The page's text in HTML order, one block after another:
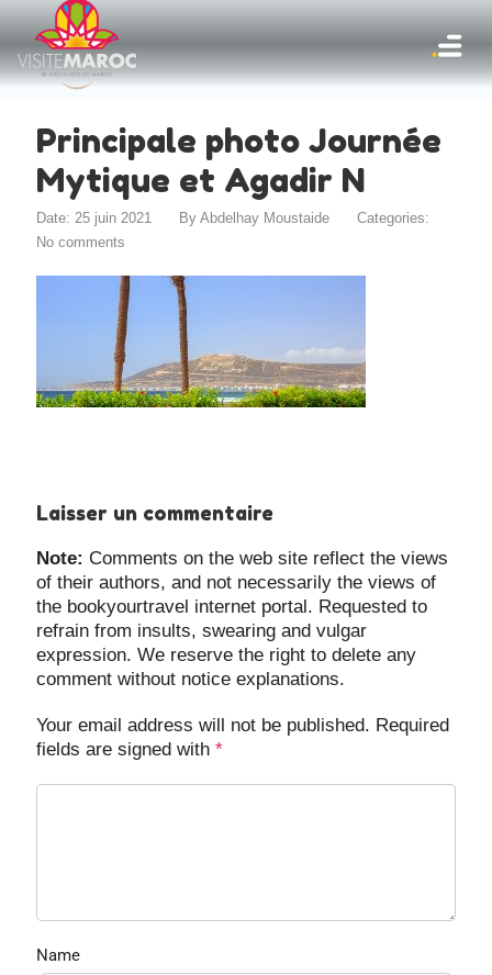
Principale photo Journée
Mytique et Agadir N
Date: 25 juin 2021 ByAbdelhay Moustaide
Categories:
No comments
Laisser un commentaire
Note: Comments on the web site reflect the views
of their authors, and not necessarily the views of
the bookyourtravel internet portal. Requested to
refrain from insults, swearing and vulgar
expression. We reserve the right to delete any
comment without notice explanations.
Your email address will not be published. Required
fields are signed with*
Name